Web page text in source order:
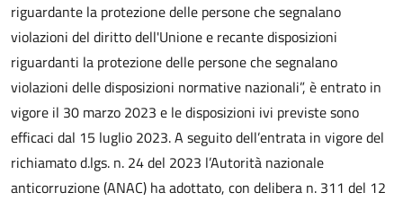
riguardante la protezione delle persone che segnalano
violazioni del diritto dell'Unione e recante disposizioni
riguardanti la protezione delle persone che segnalano
violazioni delle disposizioni normative nazionali”, è entrato in
vigore il 30 marzo 2023 e le disposizioni ivi previste sono
efficaci dal 15 luglio 2023. A seguito dell’entrata in vigore del
richiamato d.lgs. n. 24 del 2023 l’Autorità nazionale
anticorruzione (ANAC) ha adottato, con delibera n. 311 del 12